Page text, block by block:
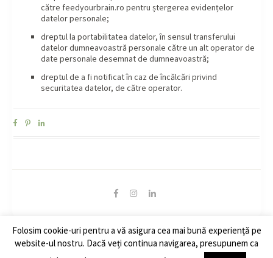
către feedyourbrain.ro pentru ștergerea evidențelor
datelor personale;
dreptul la portabilitatea datelor, în sensul transferului
datelor dumneavoastră personale către un alt operator de
date personale desemnat de dumneavoastră;
dreptul de a fi notificat în caz de încălcări privind
securitatea datelor, de către operator.
© Copyright 2020 - Feed Your Brain. All Rights Reserved.
Folosim cookie-uri pentru a vă asigura cea mai bună experiență pe
website-ul nostru. Dacă veți continua navigarea, presupunem ca